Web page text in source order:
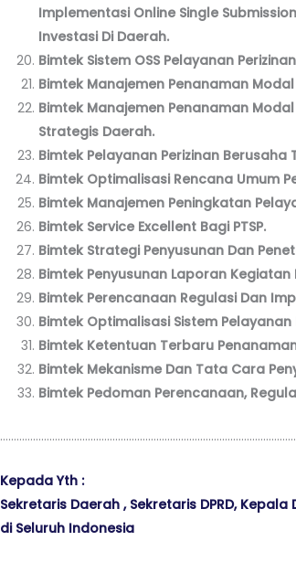
Implementasi Online Single
Investasi Di Daerah.
Bimtek Sistem OSS Pelayanan
Bimtek Manajemen Penanaman
Bimtek Manajemen Penanaman
Strategis Daerah.
Bimtek Pelayanan Perizinan
Bimtek Optimalisasi Rencana Umum
Bimtek Manajemen Peningkatan
Bimtek Service Excellent Bagi PTSP.
Bimtek Strategi Penyusunan Dan
Bimtek Penyusunan Laporan
Bimtek Perencanaan Regulasi Dan
Bimtek Optimalisasi Sistem Pelayanan
Bimtek Ketentuan Terbaru
Bimtek Mekanisme Dan Tata Cara
Bimtek Pedoman Perencanaan,
Kepada Yth :
Sekretaris Daerah , Sekretaris DPRD,
di Seluruh Indonesia